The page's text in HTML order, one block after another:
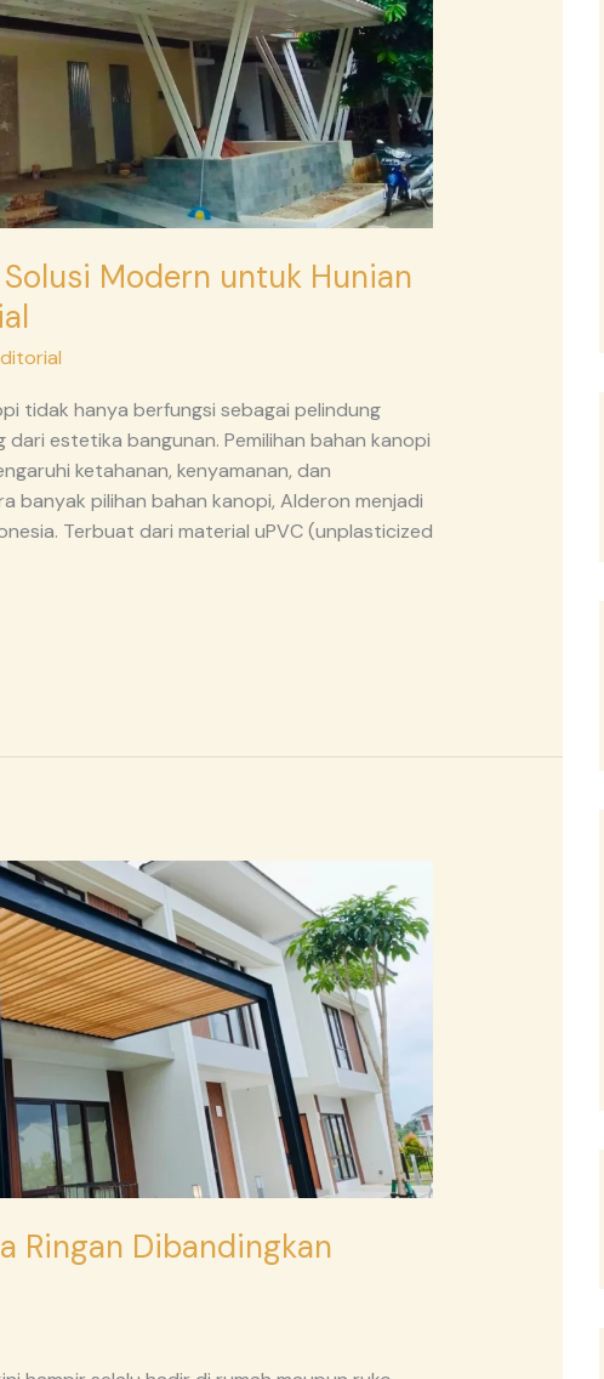
Modern untuk Hunian
tidak hanya berfungsi sebagai pelindung
estetika bangunan. Pemilihan bahan kanopi
ketahanan, kenyamanan, dan
banyak pilihan bahan kanopi, Alderon menjadi
Terbuat dari material uPVC (unplasticized
Ringan Dibandingkan